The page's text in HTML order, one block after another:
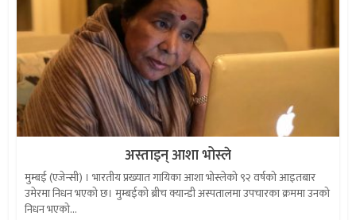
अस्ताइन् आशा भोस्ले
मुम्बई (एजेन्सी) । भारतीय प्रख्यात गायिका आशा भोस्लेको ९२ वर्षको आइतबार
उमेरमा निधन भएको छ। मुम्बईकाे ब्रीच क्यान्डी अस्पतालमा उपचारका क्रममा उनको
निधन भएको...